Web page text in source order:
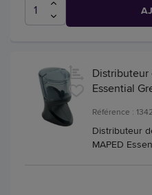
Essential
Référence :
Distributeur
MAPED